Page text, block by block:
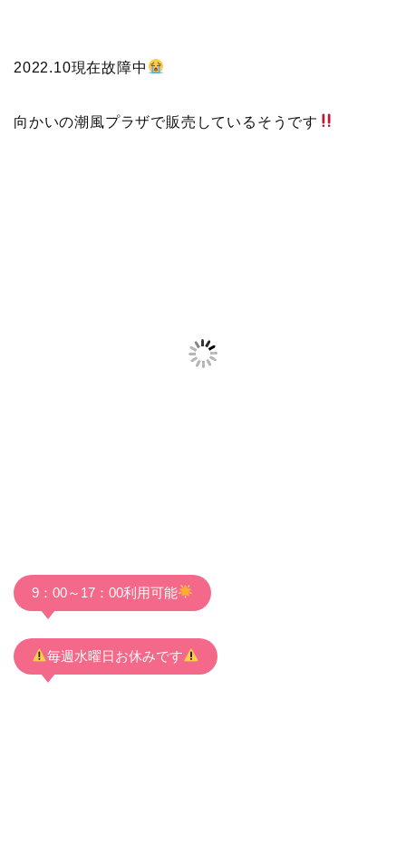
2022.10現在故障中
向かいの潮風プラザで販売しているそうです
9：00～17：00利用可能
毎週水曜日お休みです